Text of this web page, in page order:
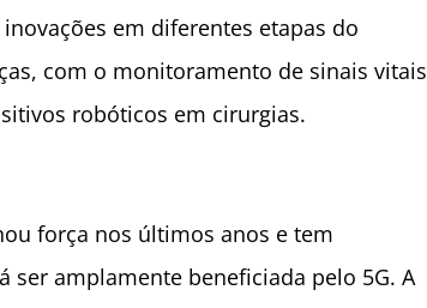
em diferentes etapas do
com o monitoramento de sinais vitais
robóticos em cirurgias.
força nos últimos anos e tem
amplamente beneficiada pelo 5G. A